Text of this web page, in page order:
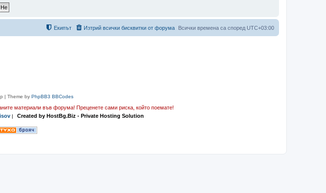
Всички времена са според UTC+03:00
Изтрий всички бисквитки от форума
Екипът
| Theme by PhpBB3 BBCodes
материали във форума! Преценете сами риска, който поемате!
| Created by HostBg.Biz - Private Hosting Solution